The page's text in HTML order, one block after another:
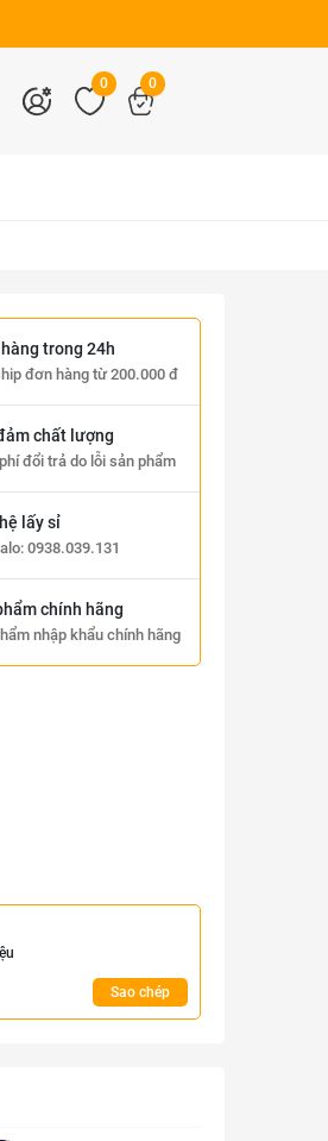
0 0
trong 24h
đơn hàng từ 200.000 đ
chất lượng
đổi trả do lỗi sản phẩm
lấy sỉ
0938.039.131
chính hãng
nhập khẩu chính hãng
Sao chép